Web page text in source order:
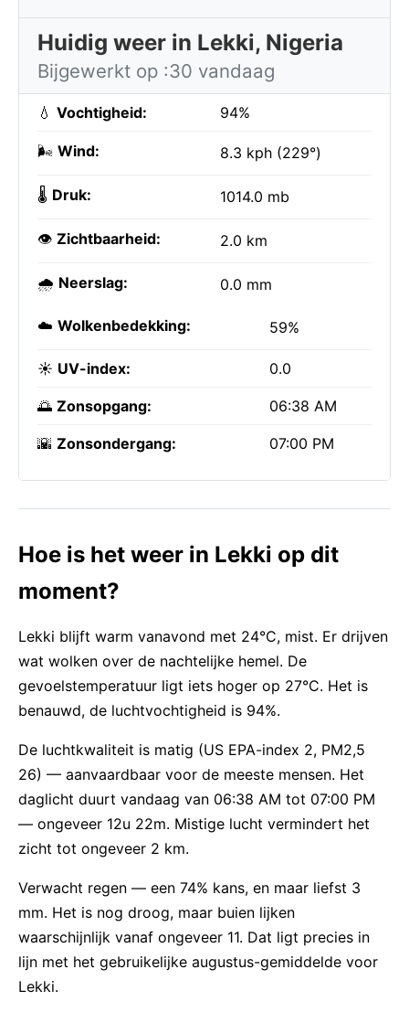
Huidig weer in Lekki, Nigeria
Bijgewerkt op :30 vandaag
💧 Vochtigheid: 94%
🌬️ Wind: 8.3 kph (229°)
🌡️ Druk: 1014.0 mb
👁️ Zichtbaarheid: 2.0 km
🌧️ Neerslag: 0.0 mm
☁️ Wolkenbedekking: 59%
☀️ UV-index: 0.0
🌅 Zonsopgang: 06:38 AM
🌇 Zonsondergang: 07:00 PM
Hoe is het weer in Lekki op dit
moment?
Lekki blijft warm vanavond met 24°C, mist. Er drijven
wat wolken over de nachtelijke hemel. De
gevoelstemperatuur ligt iets hoger op 27°C. Het is
benauwd, de luchtvochtigheid is 94%.
De luchtkwaliteit is matig (US EPA-index 2, PM2,5
26) — aanvaardbaar voor de meeste mensen. Het
daglicht duurt vandaag van 06:38 AM tot 07:00 PM
— ongeveer 12u 22m. Mistige lucht vermindert het
zicht tot ongeveer 2 km.
Verwacht regen — een 74% kans, en maar liefst 3
mm. Het is nog droog, maar buien lijken
waarschijnlijk vanaf ongeveer 11. Dat ligt precies in
lijn met het gebruikelijke augustus-gemiddelde voor
Lekki.